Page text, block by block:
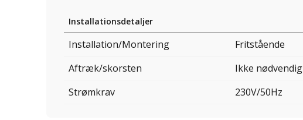
Installationsdetaljer
Installation/Montering
Fritstående
Aftræk/skorsten
Ikke nødvendig
Strømkrav
230V/50Hz